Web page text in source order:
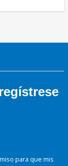
para que mis